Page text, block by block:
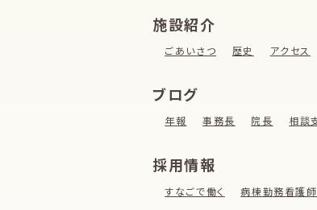
施設紹介
ごあいさつ 歴史 アクセス
ブログ
年報 事務長 院長 相談
採用情報
すなごで働く 病棟勤務看護師